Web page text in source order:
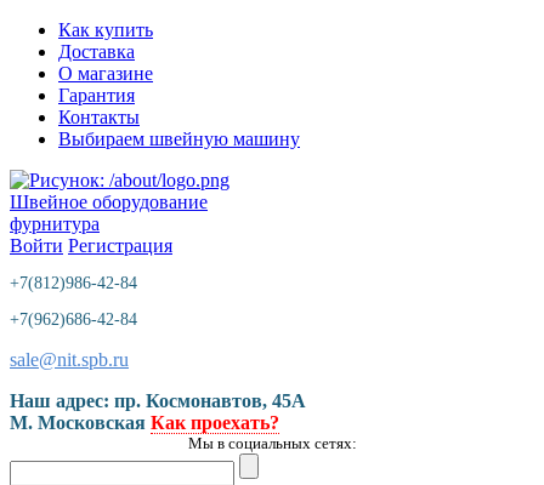
Как купить
Доставка
О магазине
Гарантия
Контакты
Выбираем швейную машину
Швейное оборудование
фурнитура
Войти Регистрация
+7(812)986-42-84
+7(962)686-42-84
sale@nit.spb.ru
Наш адрес: пр. Космонавтов, 45A
М. Московская Как проехать?
Мы в социальных сетях: